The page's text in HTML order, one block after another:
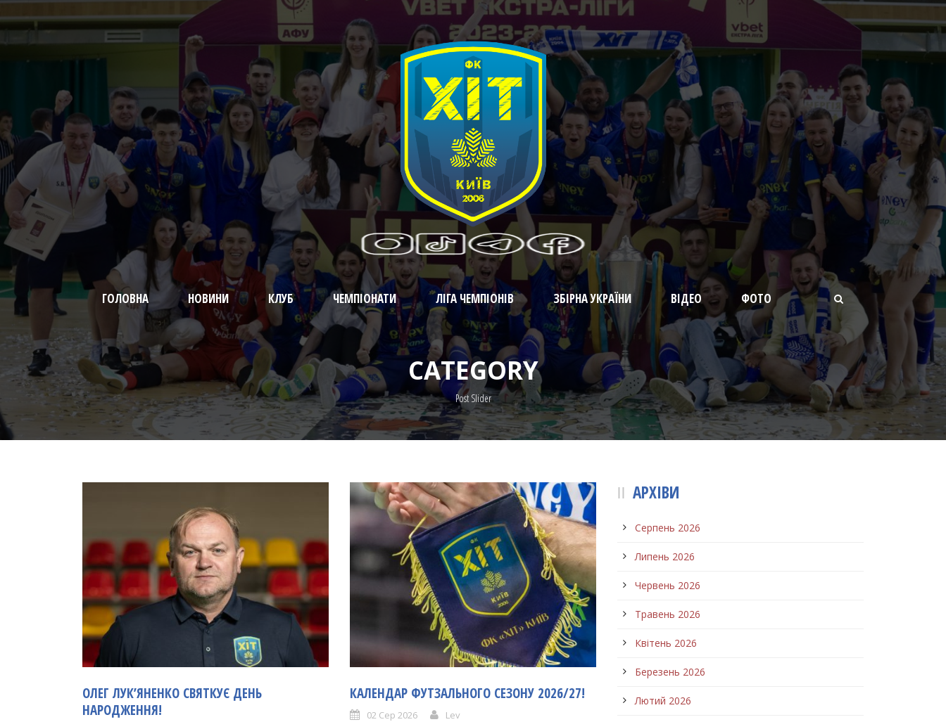
ГОЛОВНА НОВИНИ КЛУБ ЧЕМПІОНАТИ ЛІГА ЧЕМПІОНІВ ЗБІРНА УКРАЇНИ ВІДЕО ФОТО
CATEGORY
Post Slider
ОЛЕГ ЛУКʼЯНЕНКО СВЯТКУЄ ДЕНЬ
НАРОДЖЕННЯ!
КАЛЕНДАР ФУТЗАЛЬНОГО СЕЗОНУ 2026/27!
02 Сер 2026 Lev
АРХІВИ
Серпень 2026
Липень 2026
Червень 2026
Травень 2026
Квітень 2026
Березень 2026
Лютий 2026